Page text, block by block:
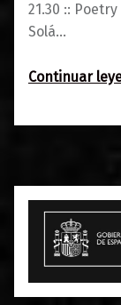
21.30 ::
Solá…
Continuar